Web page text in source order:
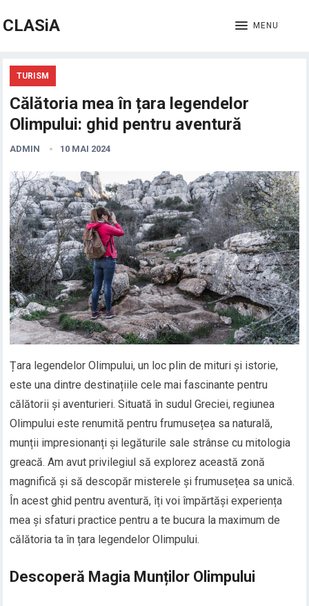
CLASiA MENU
TURISM
Călătoria mea în țara legendelor
Olimpului: ghid pentru aventură
ADMIN 10 MAI 2024
Țara legendelor Olimpului, un loc plin de mituri și istorie,
este una dintre destinațiile cele mai fascinante pentru
călătorii și aventurieri. Situată în sudul Greciei, regiunea
Olimpului este renumită pentru frumusețea sa naturală,
munții impresionanți și legăturile sale strânse cu mitologia
greacă. Am avut privilegiul să explorez această zonă
magnifică și să descopăr misterele și frumusețea sa unică.
În acest ghid pentru aventură, îți voi împărtăși experiența
mea și sfaturi practice pentru a te bucura la maximum de
călătoria ta în țara legendelor Olimpului.
Descoperă Magia Munților Olimpului